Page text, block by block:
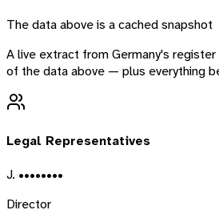
The data above is a cached snapshot
A live extract fromGermany's register
of the data above — plus everything
Legal Representatives
J. ••••••••
Director